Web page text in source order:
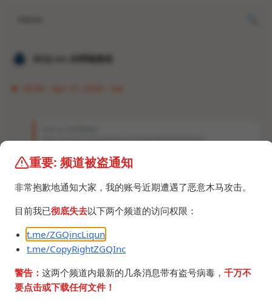
𝐙𝐆𝐐 ɪɴᴄ.的唠嗑频道
https://store.steampowered.com/app/2663530/POOLS/
https://t.me/ZGQincLiqun/3426
远远超出预期，压抑和不安的氛围把握的恰到好处，
是我玩过的阈限空间游戏里面能排进前五的。
顺便问候一下某个点🤡的傻逼，我不理解你的动
机。
重要: 频道被盗通知
非常抱歉地通知大家，我的账号近期遭遇了恶意木马攻击。
目前我已彻底失去以下两个频道的访问权限：
t.me/ZGQincLiqun
t.me/CopyRightZGQInc
警告： 这两个频道内最新的几条消息带有盗号病毒， 千万不
要点击或下载任何文件！